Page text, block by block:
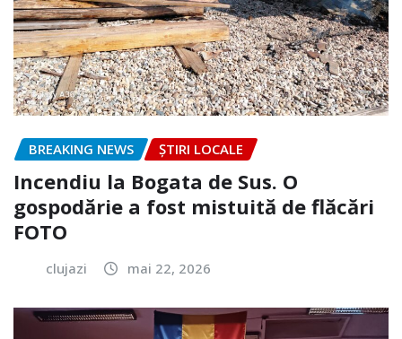
BREAKING NEWS ȘTIRI LOCALE
Incendiu la Bogata de Sus. O
gospodărie a fost mistuită de flăcări
FOTO
clujazi mai 22, 2026